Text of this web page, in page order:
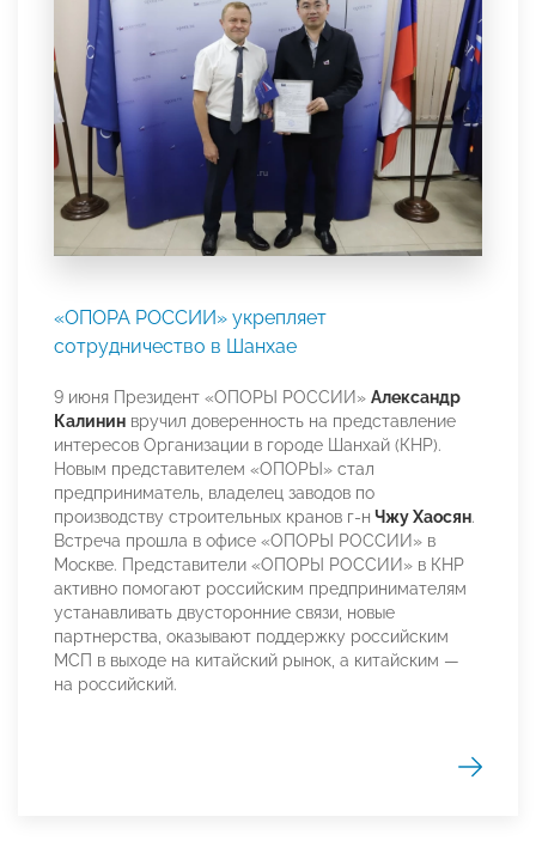
«ОПОРА РОССИИ» укрепляет
сотрудничество в Шанхае
9 июня Президент «ОПОРЫ РОССИИ» Александр
Калинин вручил доверенность на представление
интересов Организации в городе Шанхай (КНР).
Новым представителем «ОПОРЫ» стал
предприниматель, владелец заводов по
производству строительных кранов г-н Чжу Хаосян.
Встреча прошла в офисе «ОПОРЫ РОССИИ» в
Москве. Представители «ОПОРЫ РОССИИ» в КНР
активно помогают российским предпринимателям
устанавливать двусторонние связи, новые
партнерства, оказывают поддержку российским
МСП в выходе на китайский рынок, а китайским —
на российский.